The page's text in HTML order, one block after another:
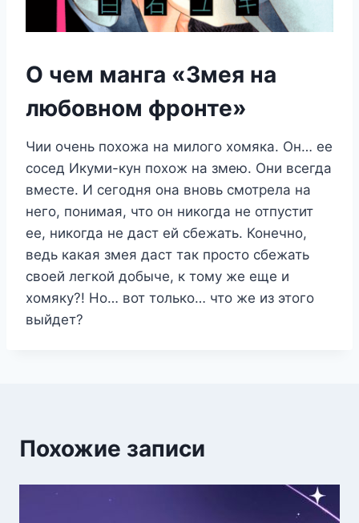
О чем манга «Змея на
любовном фронте»
Чии очень похожа на милого хомяка. Он… ее
сосед Икуми-кун похож на змею. Они всегда
вместе. И сегодня она вновь смотрела на
него, понимая, что он никогда не отпустит
ее, никогда не даст ей сбежать. Конечно,
ведь какая змея даст так просто сбежать
своей легкой добыче, к тому же еще и
хомяку?! Но… вот только… что же из этого
выйдет?
Похожие записи